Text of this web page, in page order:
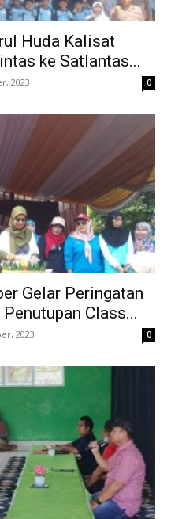
Huda Kalisat
ke Satlantas...
2023 0
Gelar Peringatan
Class...
2023 0